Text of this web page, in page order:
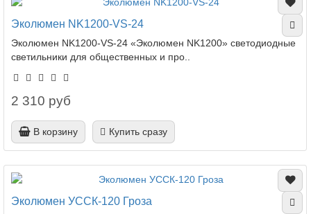
Эколюмен NK1200-VS-24
Эколюмен NK1200-VS-24 «Эколюмен NK1200» светодиодные
светильники для общественных и про..
2 310 руб
В корзину Купить сразу
Эколюмен УССК-120 Гроза